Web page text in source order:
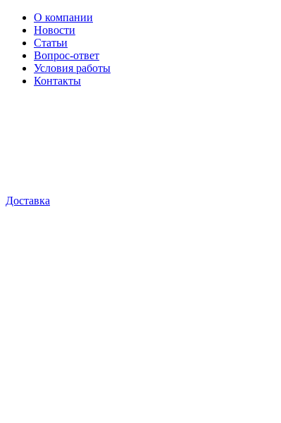
О компании
Новости
Статьи
Вопрос-ответ
Условия работы
Контакты
Доставка